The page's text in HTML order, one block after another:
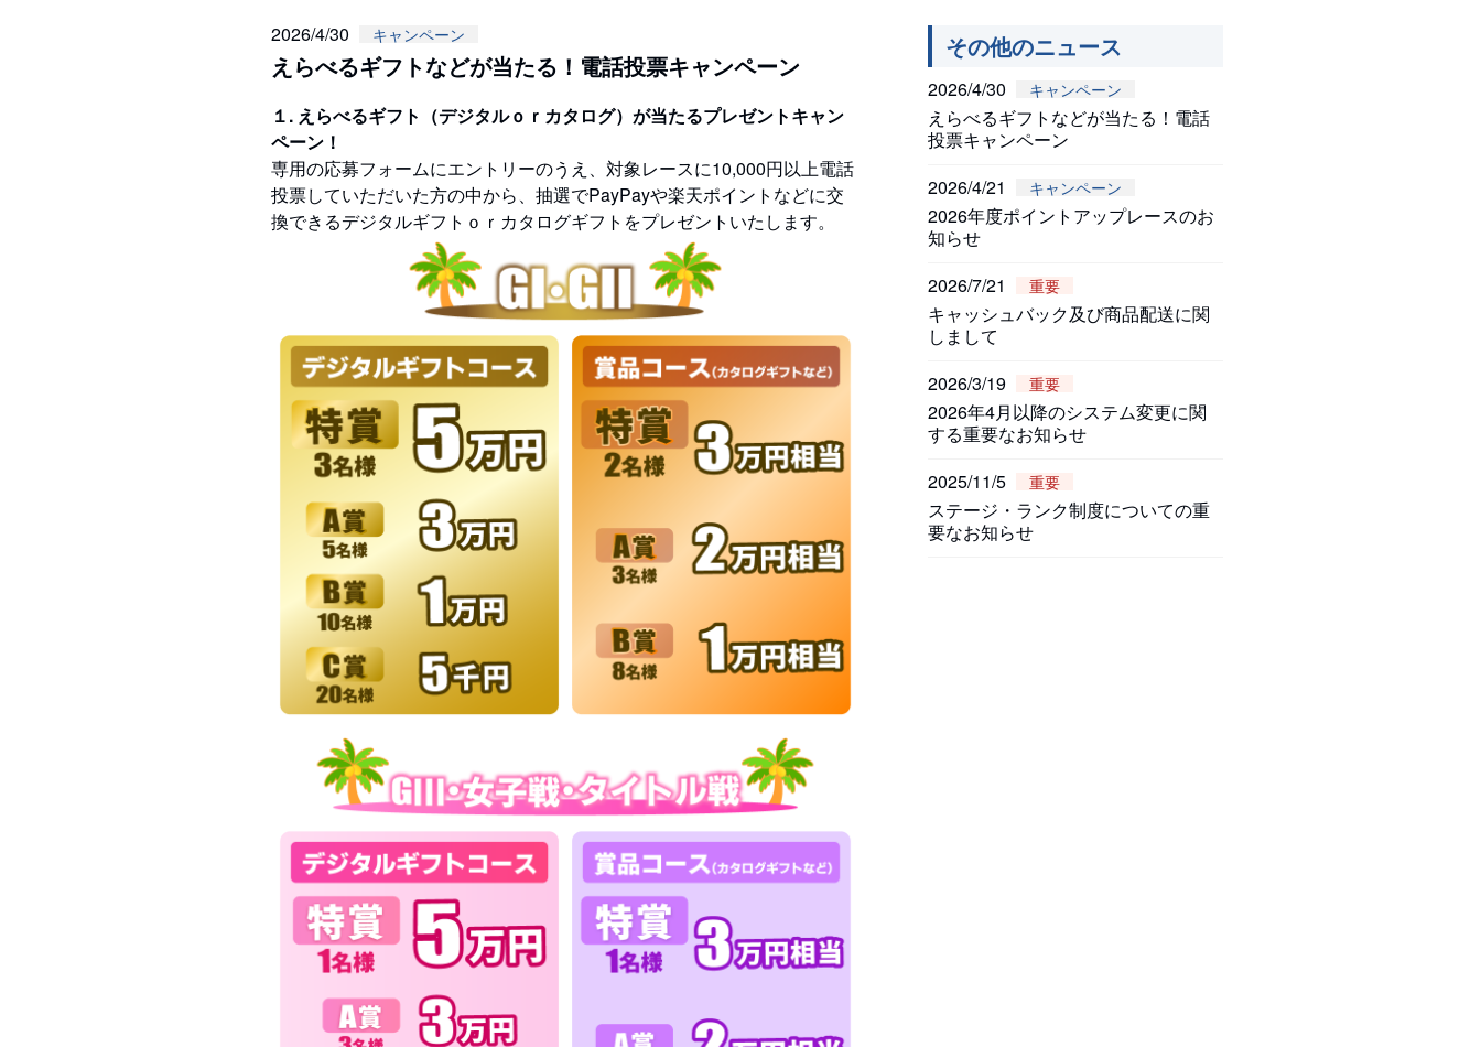
2026/4/30 キャンペーン
えらべるギフトなどが当たる！電話投票キャンペーン
１. えらべるギフト（デジタルｏｒカタログ）が当たるプレゼントキャン
ペーン！
専用の応募フォームにエントリーのうえ、対象レースに10,000円以上電話
投票していただいた方の中から、抽選でPayPayや楽天ポイントなどに交
換できるデジタルギフトｏｒカタログギフトをプレゼントいたします。
その他のニュース
2026/4/30 キャンペーン
えらべるギフトなどが当たる！電話
投票キャンペーン
2026/4/21
キャンペーン
2026年度ポイントアップレースのお
知らせ
2026/7/21
重要
キャッシュバック及び商品配送に関
しまして
2026/3/19
重要
2026年4月以降のシステム変更に関
する重要なお知らせ
2025/11/5
重要
ステージ・ランク制度についての重
要なお知らせ